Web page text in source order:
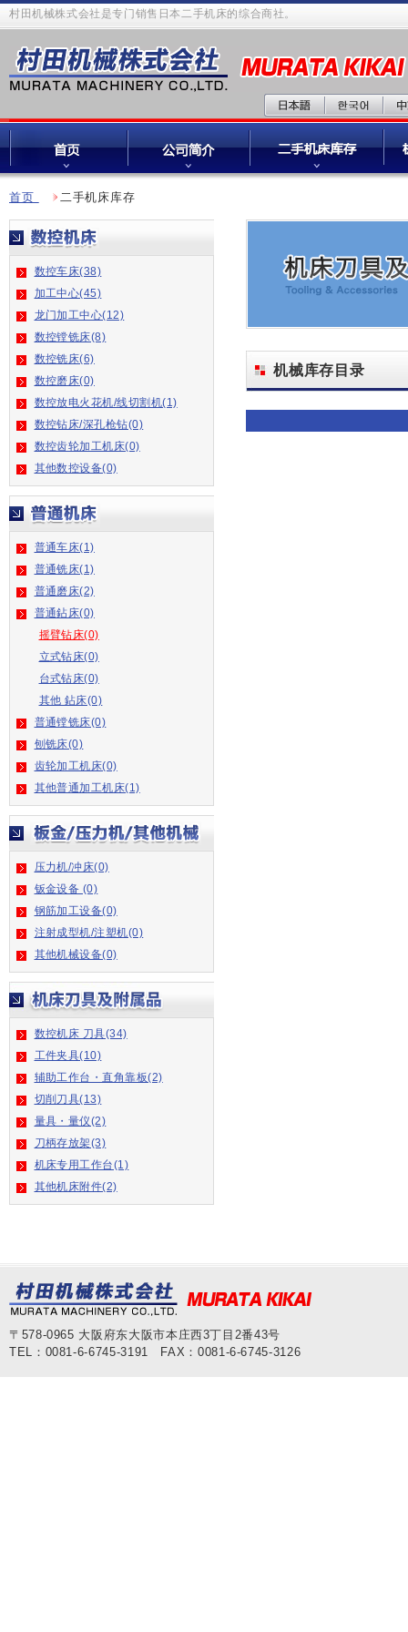
村田机械株式会社是专门销售日本二手机床的综合商社。
首页 二手机床库存
数控车床(38)
加工中心(45)
龙门加工中心(12)
数控镗铣床(8)
数控铣床(6)
数控磨床(0)
数控放电火花机/线切割机(1)
数控钻床/深孔枪钻(0)
数控齿轮加工机床(0)
其他数控设备(0)
普通车床(1)
普通铣床(1)
普通磨床(2)
普通鉆床(0)
摇臂钻床(0)
立式钻床(0)
台式钻床(0)
其他 鉆床(0)
普通镗铣床(0)
刨铣床(0)
齿轮加工机床(0)
其他普通加工机床(1)
压力机/冲床(0)
钣金设备 (0)
钢筋加工设备(0)
注射成型机/注塑机(0)
其他机械设备(0)
数控机床 刀具(34)
工件夹具(10)
辅助工作台・直角靠板(2)
切削刀具(13)
量具・量仪(2)
刀柄存放架(3)
机床专用工作台(1)
其他机床附件(2)
机械库存目录
〒578-0965 大阪府东大阪市本庄西3丁目2番43号
TEL：0081-6-6745-3191 FAX：0081-6-6745-3126